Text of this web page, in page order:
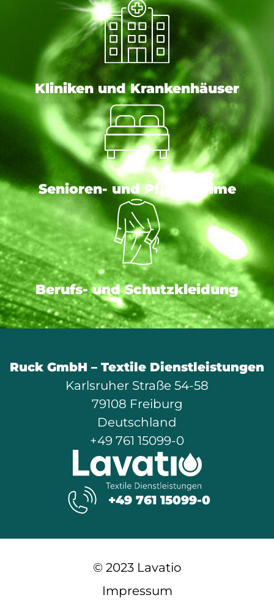
Kliniken und Krankenhäuser
Senioren- und Pflegeheime
Berufs- und Schutzkleidung
Ruck GmbH – Textile Dienstleistungen
Karlsruher Straße 54-58
79108 Freiburg
Deutschland
+49 761 15099-0
+49 761 15099-0
© 2023 Lavatio
Impressum